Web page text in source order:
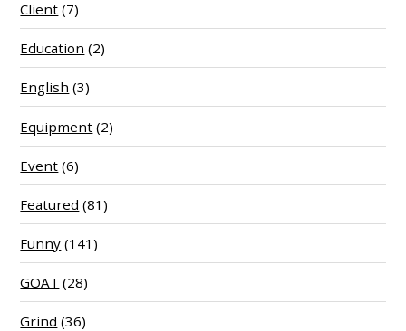
Client (7)
Education (2)
English (3)
Equipment (2)
Event (6)
Featured (81)
Funny (141)
GOAT (28)
Grind (36)